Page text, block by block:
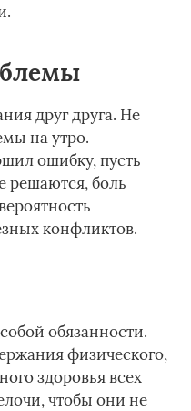
друг друга. Не
на утро.
ошибку, пусть
решаются, боль
конфликтов.
обязанности.
физического,
здоровья всех
чтобы они не